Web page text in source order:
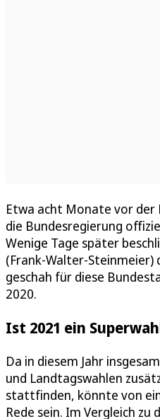
Etwa acht Monate vor
die Bundesregierung
Wenige Tage später
(Frank-Walter-Steinmeier)
geschah für diese
2020.
Ist 2021 ein
Da in diesem Jahr
und Landtagswahlen
stattfinden, könnte von
Rede sein. Im Vergleich zu